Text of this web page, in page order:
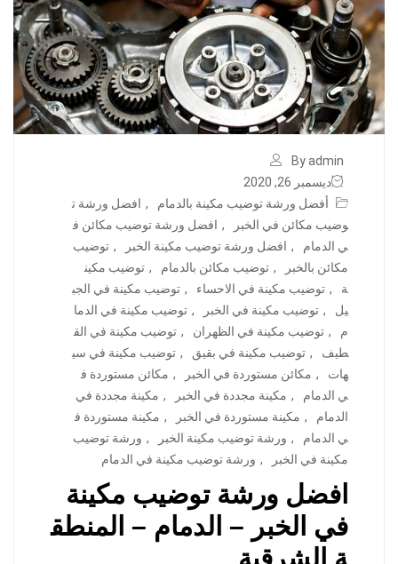
By admin
ديسمبر 26, 2020
أفضل ورشة توضيب مكينة بالدمام
, افضل ورشة ت
وضيب مكائن في الخبر
, افضل ورشة توضيب مكائن ف
ي الدمام
, افضل ورشة توضيب مكينة الخبر , توضيب
مكائن بالخبر
, توضيب مكائن بالدمام , توضيب مكين
ة
, توضيب مكينة في الاحساء , توضيب مكينة في الجب
يل
, توضيب مكينة في الخبر , توضيب مكينة في الدما
م
, توضيب مكينة في الظهران , توضيب مكينة في الق
طيف
, توضيب مكينة في بقيق , توضيب مكينة في سي
هات
, مكائن مستوردة في الخبر , مكائن مستوردة ف
ي الدمام
, مكينة مجددة في الخبر , مكينة مجددة في
الدمام
, مكينة مستوردة في الخبر , مكينة مستوردة ف
ي الدمام
, ورشة توضيب مكينة الخبر , ورشة توضيب
مكينة في الخبر
, ورشة توضيب مكينة في الدمام
افضل ورشة توضيب مكينة
في الخبر – الدمام – المنطق
ة الشرقية